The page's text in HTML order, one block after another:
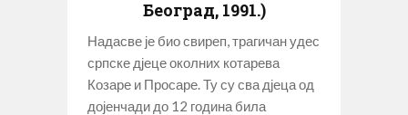
Београд, 1991.)
Надасве је био свиреп, трагичан удес
српске дјеце околних котарева
Козаре и Просаре. Ту су сва дјеца од
дојенчади до 12 година била